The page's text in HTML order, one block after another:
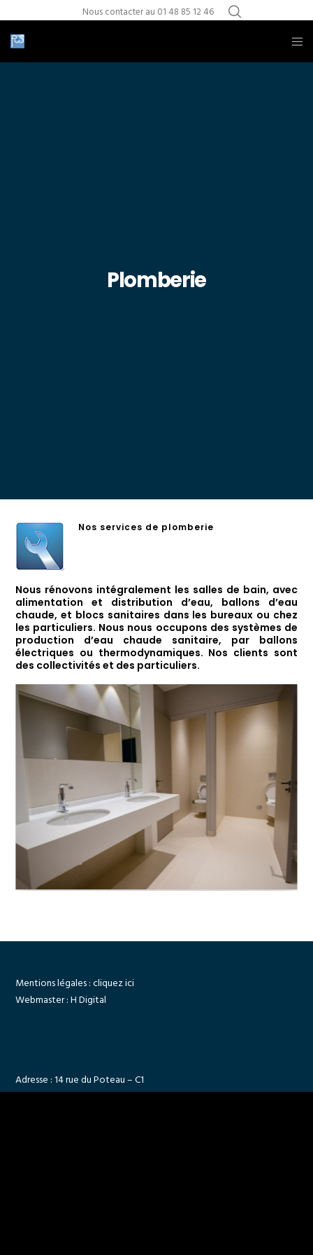
Nous contacter au 01 48 85 12 46
Plomberie
Nos services de plomberie
Nous rénovons intégralement les salles de bain, avec
alimentation et distribution d’eau, ballons d’eau
chaude, et blocs sanitaires dans les bureaux ou chez
les particuliers. Nous nous occupons des systèmes de
production d’eau chaude sanitaire, par ballons
électriques ou thermodynamiques. Nos clients sont
des collectivités et des particuliers.
Mentions légales :cliquez ici
Webmaster :H Digital
Adresse : 14 rue du Poteau – C1
77181 COURTRY